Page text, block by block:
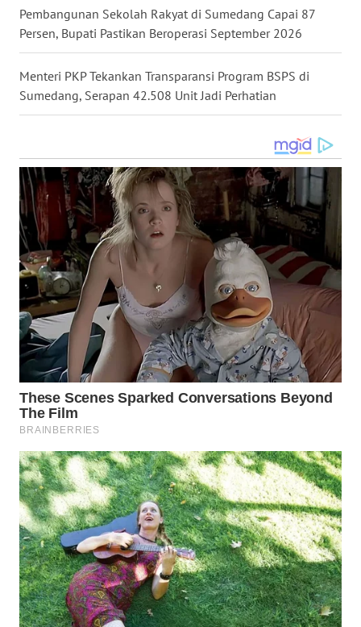
Pembangunan Sekolah Rakyat di Sumedang Capai 87
Persen, Bupati Pastikan Beroperasi September 2026
Menteri PKP Tekankan Transparansi Program BSPS di
Sumedang, Serapan 42.508 Unit Jadi Perhatian
TANJUNG
LESUNG
KARO
WN
LABUHANBATU
WN
TAPANULI
TENGAH
WN DELI
SERDANG
WN
TEBING
TINGGI
WN
PAKPAK
WN
KARAWANG
WN
BEKASI